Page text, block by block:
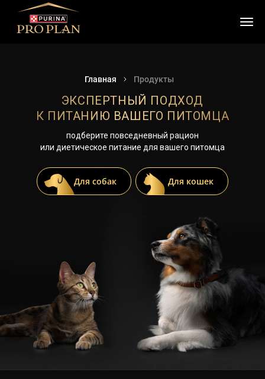
Главная Продукты
ЭКСПЕРТНЫЙ ПОДХОД
К ПИТАНИЮ ВАШЕГО ПИТОМЦА
подберите повседневный рацион
или диетическое питание для вашего питомца
Для собак Для кошек